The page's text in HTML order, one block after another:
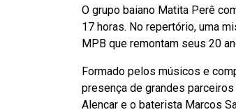
O grupo baiano Matita Perê
17 horas. No repertório, uma
MPB que remontam seus 20
Formado pelos músicos e
presença de grandes
Alencar e o baterista Marcos